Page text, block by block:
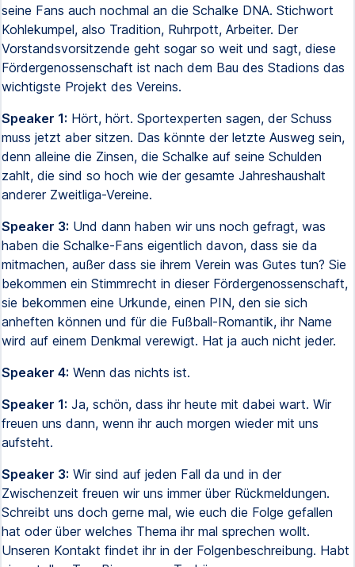
seine Fans auch nochmal an die Schalke DNA. Stichwort
Kohlekumpel, also Tradition, Ruhrpott, Arbeiter. Der
Vorstandsvorsitzende geht sogar so weit und sagt, diese
Fördergenossenschaft ist nach dem Bau des Stadions das
wichtigste Projekt des Vereins.
Speaker 1: Hört, hört. Sportexperten sagen, der Schuss
muss jetzt aber sitzen. Das könnte der letzte Ausweg sein,
denn alleine die Zinsen, die Schalke auf seine Schulden
zahlt, die sind so hoch wie der gesamte Jahreshaushalt
anderer Zweitliga-Vereine.
Speaker 3: Und dann haben wir uns noch gefragt, was
haben die Schalke-Fans eigentlich davon, dass sie da
mitmachen, außer dass sie ihrem Verein was Gutes tun? Sie
bekommen ein Stimmrecht in dieser Fördergenossenschaft,
sie bekommen eine Urkunde, einen PIN, den sie sich
anheften können und für die Fußball-Romantik, ihr Name
wird auf einem Denkmal verewigt. Hat ja auch nicht jeder.
Speaker 4: Wenn das nichts ist.
Speaker 1: Ja, schön, dass ihr heute mit dabei wart. Wir
freuen uns dann, wenn ihr auch morgen wieder mit uns
aufsteht.
Speaker 3: Wir sind auf jeden Fall da und in der
Zwischenzeit freuen wir uns immer über Rückmeldungen.
Schreibt uns doch gerne mal, wie euch die Folge gefallen
hat oder über welches Thema ihr mal sprechen wollt.
Unseren Kontakt findet ihr in der Folgenbeschreibung. Habt